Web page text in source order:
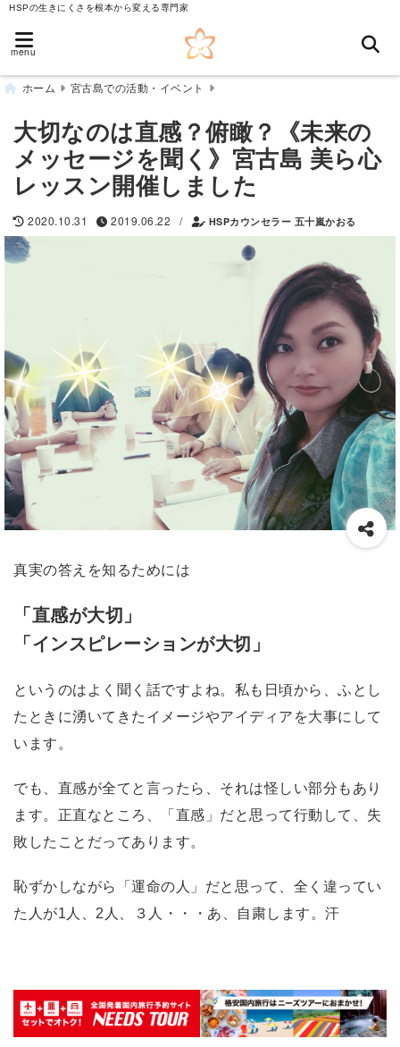
HSPの生きにくさを根本から変える専門家
menu
ホーム 宮古島での活動・イベント
大切なのは直感？俯瞰？《未来の
メッセージを聞く》宮古島 美ら心
レッスン開催しました
2020.10.31 2019.06.22 / HSPカウンセラー 五十嵐かおる
真実の答えを知るためには
「直感が大切」
「インスピレーションが大切」
というのはよく聞く話ですよね。私も日頃から、ふとし
たときに湧いてきたイメージやアイディアを大事にして
います。
でも、直感が全てと言ったら、それは怪しい部分もあり
ます。正直なところ、「直感」だと思って行動して、失
敗したことだってあります。
恥ずかしながら「運命の人」だと思って、全く違ってい
た人が1人、2人、３人・・・あ、自粛します。汗